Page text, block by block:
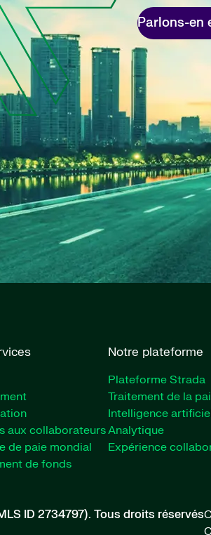
Parlons-en
aux collaborateurs
de paie mondial
de fonds
Notre plateforme
Plateforme Strada
Traitement de la
Intelligence
Analytique
Expérience
ID 2734797). Tous droits réservés